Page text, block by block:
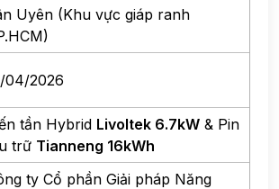
Uyên (Khu vực giáp ranh
04/2026
tần Hybrid Livoltek 6.7kW & Pin
trữ Tianneng 16kWh
ty Cổ phần Giải pháp Năng